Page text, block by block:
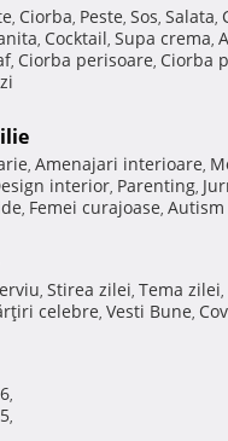
, Ciorba, Peste, Sos, Salata,
, Cocktail, Supa crema,
, Ciorba perisoare, Ciorba
, Amenajari interioare,
interior, Parenting,
, Femei curajoase, Autism
, Stirea zilei, Tema zilei,
celebre, Vesti Bune,
,
,